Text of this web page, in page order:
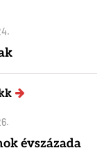
évszázada